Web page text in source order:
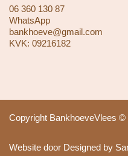
06 360 130 87
WhatsApp
bankhoeve@gmail.com
KVK: 09216182
Copyright BankhoeveVlees ©
Website door Designed by